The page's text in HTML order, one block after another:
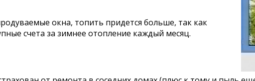
окна, топить придется больше, так как
счета за зимнее отопление каждый месяц.